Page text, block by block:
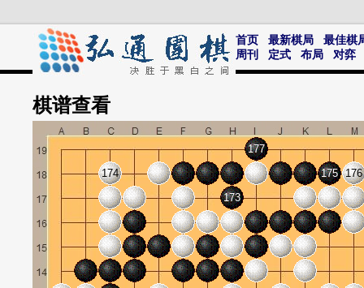
首页 最新棋局
最佳棋
周刊
定式 布局 对弈
棋谱查看
173
174 175 176
177